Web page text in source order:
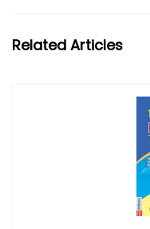
Related Articles